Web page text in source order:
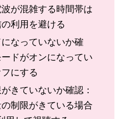
が混雑する時間帯は
利用を避ける
なっていないか確
ドがオンになってい
にする
きていないか確認：
制限がきている場合